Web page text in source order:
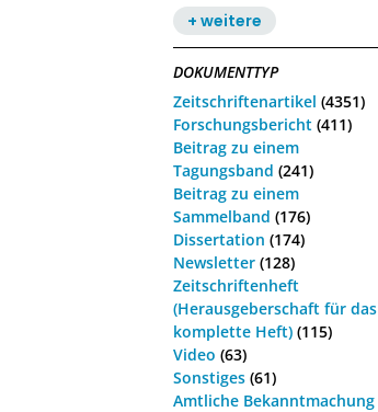
+ weitere
DOKUMENTTYP
Zeitschriftenartikel (4351)
Forschungsbericht (411)
Beitrag zu einem
Tagungsband (241)
Beitrag zu einem
Sammelband (176)
Dissertation (174)
Newsletter (128)
Zeitschriftenheft
(Herausgeberschaft für das
komplette Heft) (115)
Video (63)
Sonstiges (61)
Amtliche Bekanntmachung